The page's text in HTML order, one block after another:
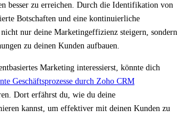
besser zu erreichen. Durch die Identifikation von
Botschaften und eine kontinuierliche
nicht nur deine Marketingeffizienz steigern, sondern
zu deinen Kunden aufbauen.
Marketing interessierst, könnte dich
Geschäftsprozesse durch Zoho CRM
Dort erfährst du, wie du deine
kannst, um effektiver mit deinen Kunden zu